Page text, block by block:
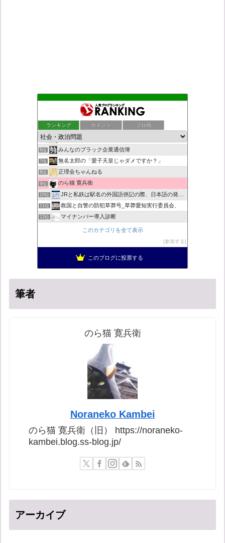
ランキング ポイント ブロ画
もえるあじあ
死神タカ位置サナエのオイルショックドクトリン憲法改悪計画！
ダリチョコ dalichoko
5位 恥を知れ、恥を
6位 みんなのブラック企業通信簿
7位 無名太郎の「愛子天皇じゃダメですか？」
8位 正理会ちゃんねる
9位 のら猫 寛兵衛
10位 JRと私鉄は駅名の外国語併記の際、日本語の発音/…
11位 救国と自警の防犯草莽号_草莽愛知実行委員会、
12位 マイナンバー導入診断
ヨウイチとウサコの常識がひっくり返る消費税
真のジャーナリズムがここにある！
このカテゴリを全て表示
参加する
このブログに投票する
筆者
のら猫 寛兵衛
Noraneko Kambei
のら猫 寛兵衛（旧） https://noraneko-
kambei.blog.ss-blog.jp/
アーカイブ